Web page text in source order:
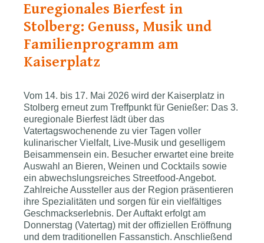
Euregio­nal­es Bierfest in
Stolberg: Genuss, Musik und
Familienprogramm am
Kaiserplatz
Vom 14. bis 17. Mai 2026 wird der Kaiserplatz in
Stolberg erneut zum Treffpunkt für Genießer: Das 3.
euregionale Bierfest lädt über das
Vatertagswochenende zu vier Tagen voller
kulinarischer Vielfalt, Live-Musik und geselligem
Beisammensein ein. Besucher erwartet eine breite
Auswahl an Bieren, Weinen und Cocktails sowie
ein abwechslungsreiches Streetfood-Angebot.
Zahlreiche Aussteller aus der Region präsentieren
ihre Spezialitäten und sorgen für ein vielfältiges
Geschmackserlebnis. Der Auftakt erfolgt am
Donnerstag (Vatertag) mit der offiziellen Eröffnung
und dem traditionellen Fassanstich. Anschließend